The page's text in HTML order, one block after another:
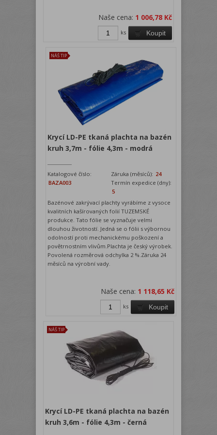
Naše cena: 1 006,78 Kč
Koupit
ks
NÁŠ TIP
Krycí LD-PE tkaná plachta na bazén
kruh 3,7m - fólie 4,3m - modrá
Katalogové číslo:
BAZA003
Záruka (měsíců): 24
Termín expedice (dny):
5
Bazénové zakrývací plachty vyrábíme z vysoce
kvalitních kašírovaných folií TUZEMSKÉ
produkce. Tato fólie se vyznačuje velmi
dlouhou životností. Jedná se o fólii s výbornou
odolností proti mechanickému poškození a
povětrnostním vlivům.Plachta je český výrobek.
Povolená rozměrová odchylka 2 %.Záruka 24
měsíců na výrobní vady.
Naše cena: 1 118,65 Kč
Koupit
ks
NÁŠ TIP
Krycí LD-PE tkaná plachta na bazén
kruh 3,6m - fólie 4,3m - černá